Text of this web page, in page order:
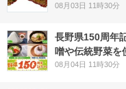
08月03日 11時30分
長野県150周年
噌や伝統野菜
08月04日 11時30分